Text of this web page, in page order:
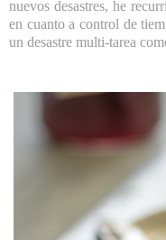
nuevos desastres, he
en cuanto a control de
un desastre multi-tarea